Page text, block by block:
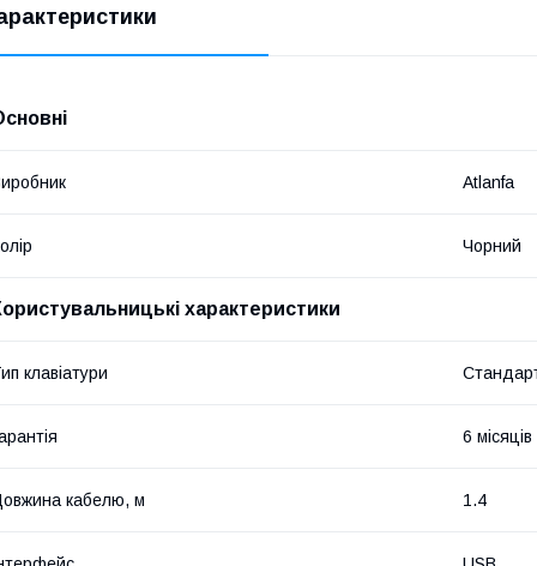
Atlanfa
Чорний
характеристики
клавіатури
6 місяців
кабелю, м 1.4